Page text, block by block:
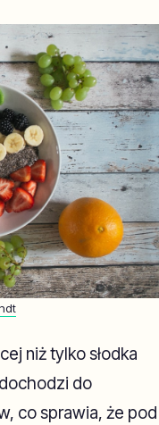
niż tylko słodka
do
co sprawia, że pod